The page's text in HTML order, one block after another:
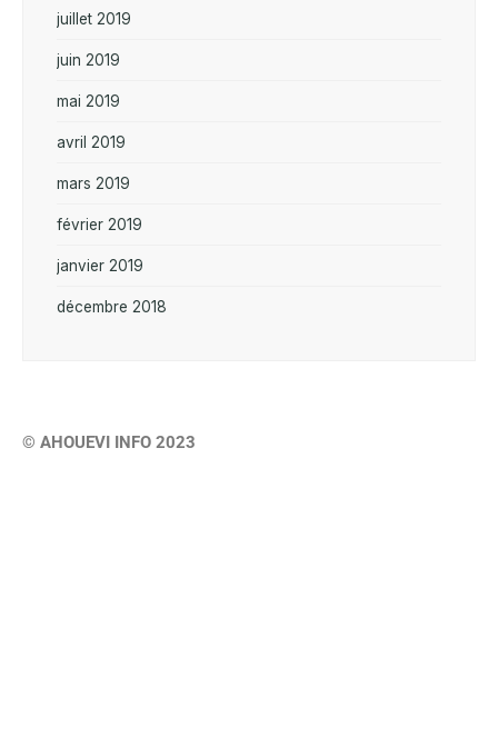
juillet 2019
juin 2019
mai 2019
avril 2019
mars 2019
février 2019
janvier 2019
décembre 2018
© AHOUEVI INFO 2023